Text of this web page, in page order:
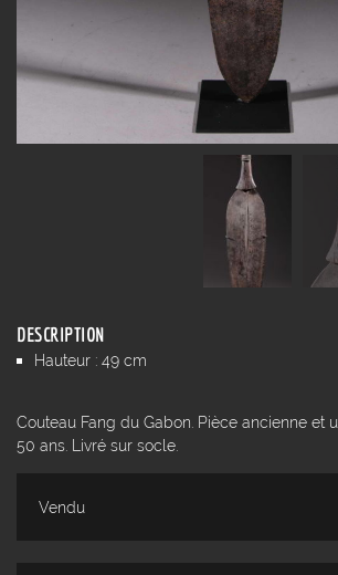
DESCRIPTION
Hauteur : 49 cm
Couteau Fang du Gabon. Pièce ancienne et
50 ans. Livré sur socle.
Vendu